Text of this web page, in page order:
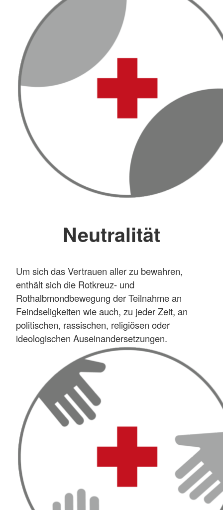
Neutralität
Um sich das Vertrauen aller zu bewahren,
enthält sich die Rotkreuz- und
Rothalbmondbewegung der Teilnahme an
Feindseligkeiten wie auch, zu jeder Zeit, an
politischen, rassischen, religiösen oder
ideologischen Auseinandersetzungen.